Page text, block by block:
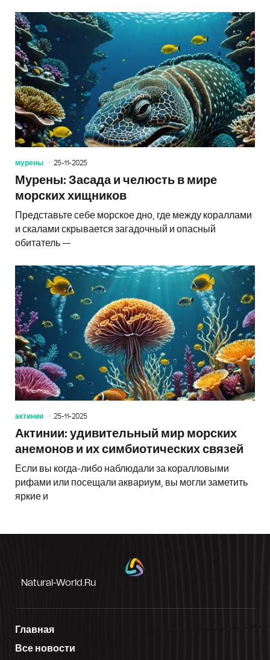
мурены 25-11-2025
Мурены: Засада и челюсть в мире
морских хищников
Представьте себе морское дно, где между кораллами
и скалами скрывается загадочный и опасный
обитатель —
актинии 25-11-2025
Актинии: удивительный мир морских
анемонов и их симбиотических связей
Если вы когда-либо наблюдали за коралловыми
рифами или посещали аквариум, вы могли заметить
яркие и
Natural-World.ru
Главная
Все новости